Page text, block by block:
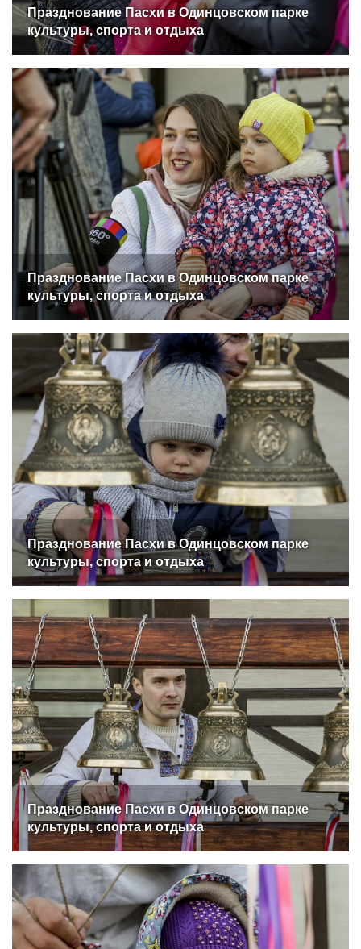
Празднование Пасхи в Одинцовском парке
культуры, спорта и отдыха
Празднование Пасхи в Одинцовском парке
культуры, спорта и отдыха
Празднование Пасхи в Одинцовском парке
культуры, спорта и отдыха
Празднование Пасхи в Одинцовском парке
культуры, спорта и отдыха